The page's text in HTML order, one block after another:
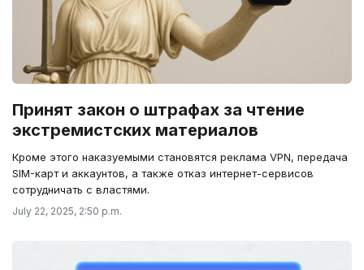
Принят закон о штрафах за чтение
экстремистских материалов
Кроме этого наказуемыми становятся реклама VPN, передача
SIM-карт и аккаунтов, а также отказ интернет-сервисов
сотрудничать с властями.
July 22, 2025, 2:50 p.m.